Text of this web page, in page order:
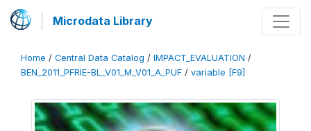
Microdata Library
Home / Central Data Catalog / IMPACT_EVALUATION /
BEN_2011_PFRIE-BL_V01_M_V01_A_PUF / variable [F9]